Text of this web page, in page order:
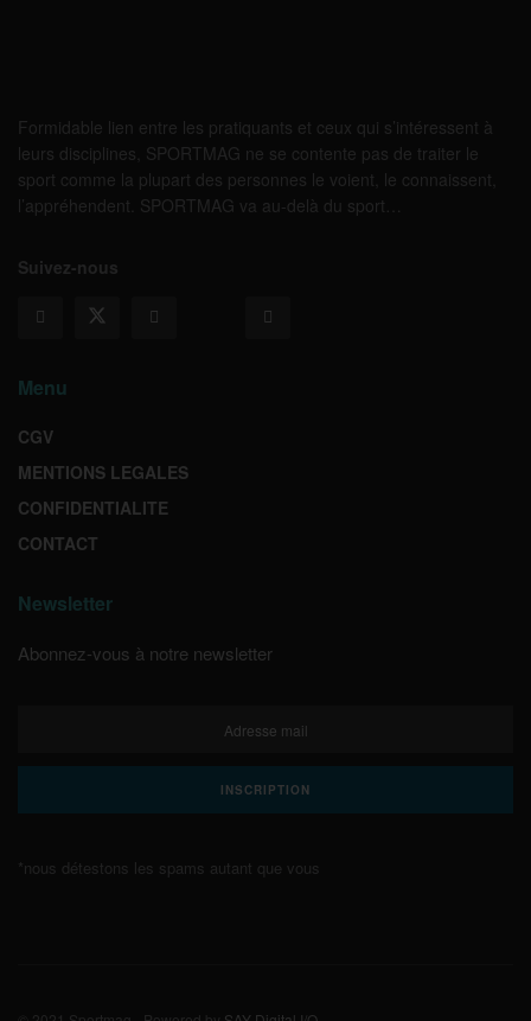
Formidable lien entre les pratiquants et ceux qui s’intéressent à
leurs disciplines, SPORTMAG ne se contente pas de traiter le
sport comme la plupart des personnes le voient, le connaissent,
l’appréhendent. SPORTMAG va au-delà du sport…
Suivez-nous
Menu
CGV
MENTIONS LEGALES
CONFIDENTIALITE
CONTACT
Newsletter
Abonnez-vous à notre newsletter
*nous détestons les spams autant que vous